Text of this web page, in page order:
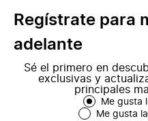
Regístrate para
adelante
Sé el primero en
exclusivas y
principales
Me gusta
Me gusta